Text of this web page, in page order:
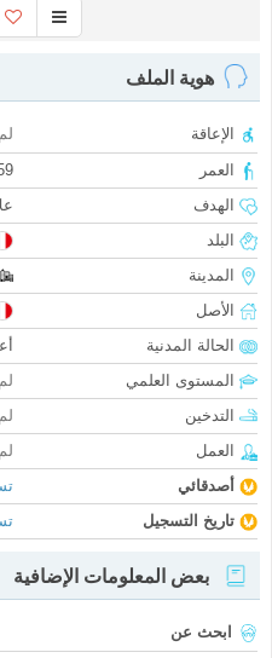
هوية الملف
الإعاقة
العمر
59
الهدف
البلد
المدينة
الأصل
الحالة المدنية
المستوى العلمي
التدخين
العمل
أصدقائي
تاريخ التسجيل
بعض المعلومات الإضافية
ابحث عن